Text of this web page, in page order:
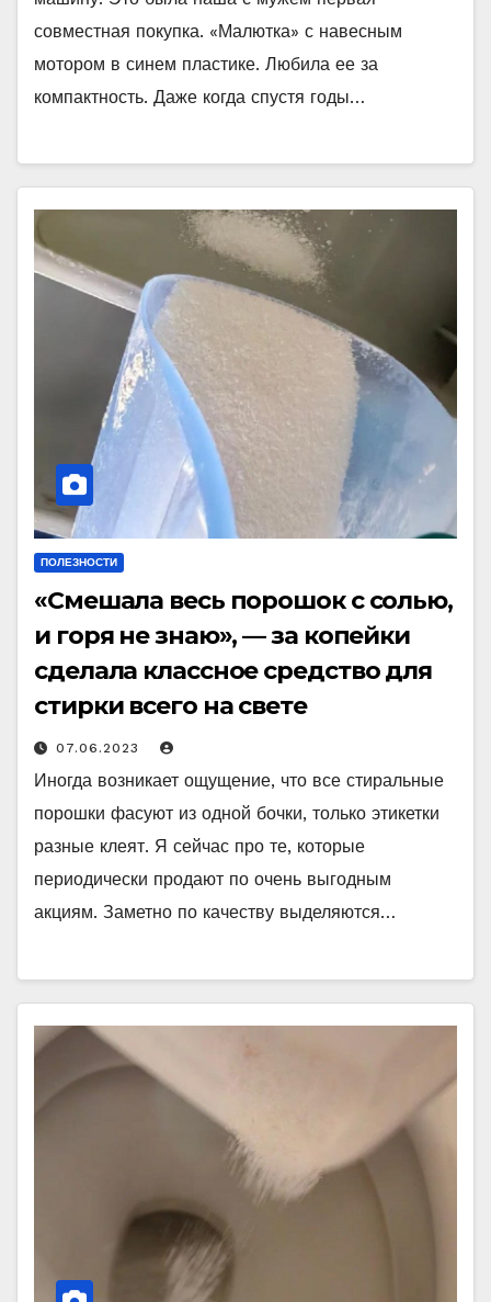
совместная покупка. «Малютка» с навесным
мотором в синем пластике. Любила ее за
компактность. Даже когда спустя годы…
ПОЛЕЗНОСТИ
«Смешала весь порошок с солью,
и горя не знаю», — за копейки
сделала классное средство для
стирки всего на свете
07.06.2023
Иногда возникает ощущение, что все стиральные
порошки фасуют из одной бочки, только этикетки
разные клеят. Я сейчас про те, которые
периодически продают по очень выгодным
акциям. Заметно по качеству выделяются…